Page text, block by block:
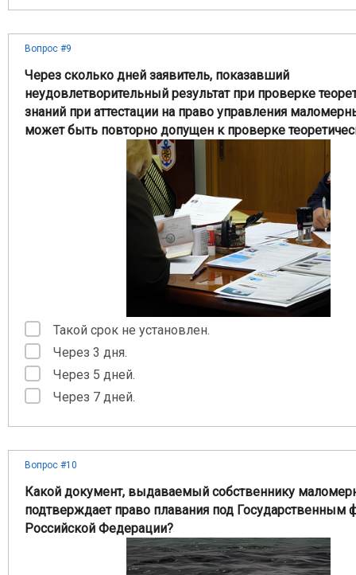
Вопрос #9
Через сколько дней заявитель, показавший
неудовлетворительный результат при проверке
знаний при аттестации на право управления
может быть повторно допущен к проверке
Такой срок не установлен.
Через 3 дня.
Через 5 дней.
Через 7 дней.
Вопрос #10
Какой документ, выдаваемый собственнику
подтверждает право плавания под Государственным
Российской Федерации?